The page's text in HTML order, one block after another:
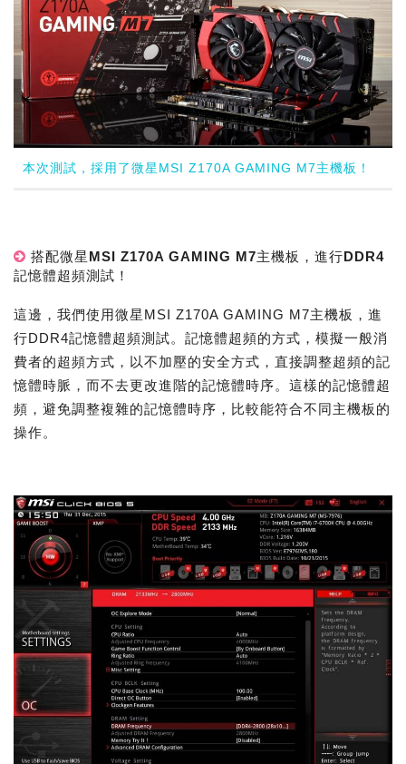
本次測試，採用了微星MSI Z170A GAMING M7主機板！
搭配微星MSI Z170A GAMING M7主機板，進行DDR4
記憶體超頻測試！
這邊，我們使用微星MSI Z170A GAMING M7主機板，進
行DDR4記憶體超頻測試。記憶體超頻的方式，模擬一般消
費者的超頻方式，以不加壓的安全方式，直接調整超頻的記
憶體時脈，而不去更改進階的記憶體時序。這樣的記憶體超
頻，避免調整複雜的記憶體時序，比較能符合不同主機板的
操作。